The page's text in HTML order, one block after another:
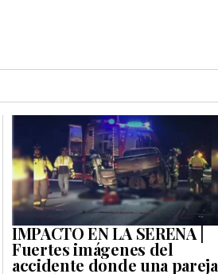
IMPACTO EN LA SERENA |
Fuertes imágenes del
accidente donde una pareja